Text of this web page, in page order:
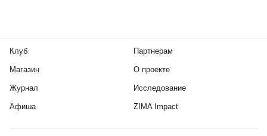
Клуб
Магазин
Журнал
Афиша
Партнерам
О проекте
Исследование
ZIMA Impact